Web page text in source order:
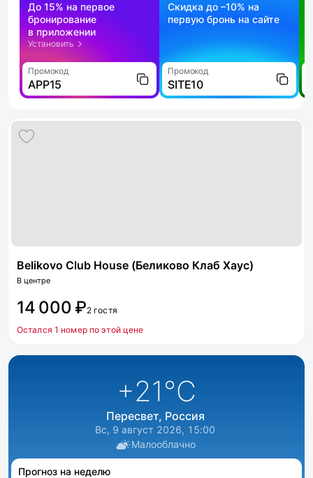
До 15% на первое
бронирование
в приложении
Установить
Промокод
APP15
Скидка до –10% на
первую бронь на сайте
Промокод
SITE10
Belikovo Club House (Беликово Клаб Хаус)
В центре
14 000 ₽2 гостя
Остался 1 номер по этой цене
+21°C
Пересвет, Россия
Вс, 9 август 2026, 15:00
Малооблачно
Прогноз на неделю